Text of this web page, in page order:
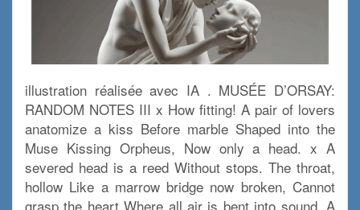
illustration réalisée avec IA . MUSÉE D’ORSAY:
RANDOM NOTES III x How fitting! A pair of lovers
anatomize a kiss Before marble Shaped into the
Muse Kissing Orpheus, Now only a head. x A
severed head is a reed Without stops. The throat,
hollow Like a marrow bridge now broken, Cannot
grasp the heart Where all air is bent into sound. A